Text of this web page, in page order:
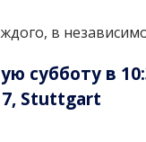
в
субботу в
Stuttgart